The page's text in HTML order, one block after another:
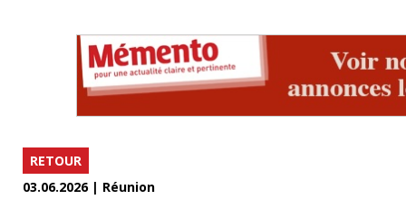
RETOUR
03.06.2026 | Réunion